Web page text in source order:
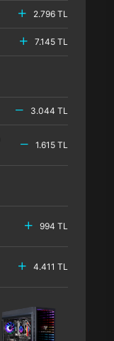
2.796 TL
7.145 TL
3.044 TL
1.615 TL
994 TL
4.411 TL